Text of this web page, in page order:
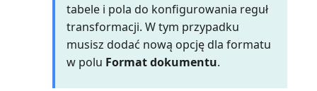
Wiersze planowania projektu
(raport)
Wizyta konserwacyjna:
tabele i pola do konfigurowania reguł
transformacji. W tym przypadku
musisz dodać nową opcję dla formatu
w polu Format dokumentu.